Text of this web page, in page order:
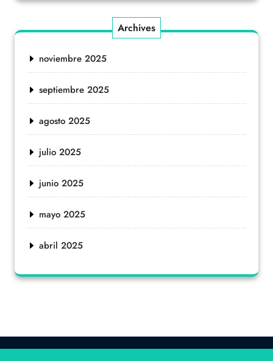
Archives
noviembre 2025
septiembre 2025
agosto 2025
julio 2025
junio 2025
mayo 2025
abril 2025